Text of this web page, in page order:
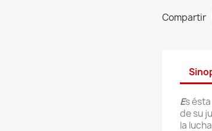
Compartir
Es
de su
la